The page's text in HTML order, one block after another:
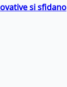
si sfidano